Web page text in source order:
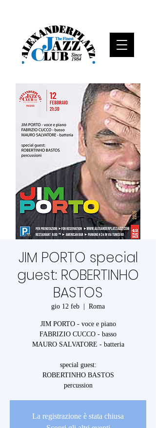
JIM PORTO special
guest: ROBERTINHO
BASTOS
gio 12 feb Roma
JIM PORTO - voce e piano
FABRIZIO CUCCO - basso
MAURO SALVATORE - batteria
special guest:
ROBERTINHO BASTOS
percussion
La registrazione è stata chiusa